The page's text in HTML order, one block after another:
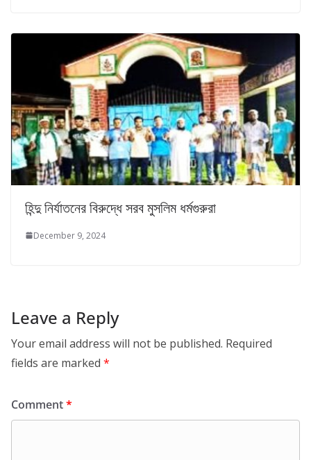
হিন্দু নির্যাতনের বিরুদ্ধে সরব মুসলিম ধর্মগুরুরা
December 9, 2024
Leave a Reply
Your email address will not be published. Required
fields are marked *
Comment*